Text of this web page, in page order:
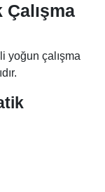
yoğun çalışma